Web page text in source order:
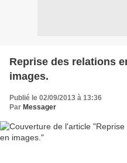
Reprise des relations
images.
Publié le 02/09/2013 à 13:36
Par Messager